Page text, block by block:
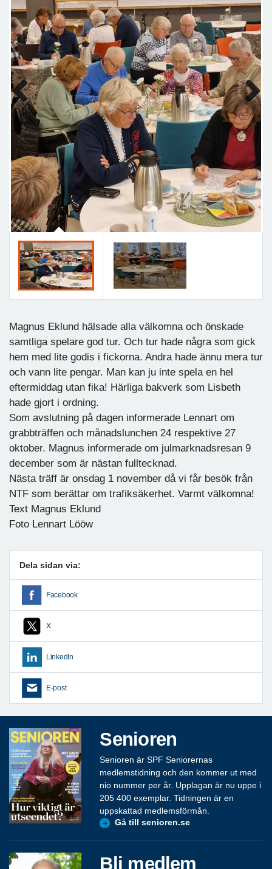
Previous Next
Magnus Eklund hälsade alla välkomna och önskade
samtliga spelare god tur. Och tur hade några som gick
hem med lite godis i fickorna. Andra hade ännu mera tur
och vann lite pengar. Man kan ju inte spela en hel
eftermiddag utan fika! Härliga bakverk som Lisbeth
hade gjort i ordning.
Som avslutning på dagen informerade Lennart om
grabbträffen och månadslunchen 24 respektive 27
oktober. Magnus informerade om julmarknadsresan 9
december som är nästan fulltecknad.
Nästa träff är onsdag 1 november då vi får besök från
NTF som berättar om trafiksäkerhet. Varmt välkomna!
Text Magnus Eklund
Foto Lennart Lööw
Dela sidan via:
Facebook
X
LinkedIn
E-post
Senioren
Senioren är SPF Seniorernas
medlemstidning och den kommer ut med
nio nummer per år. Upplagan är nu uppe i
205 400 exemplar. Tidningen är en
uppskattad medlemsförmån.
Gå till senioren.se
Bli medlem